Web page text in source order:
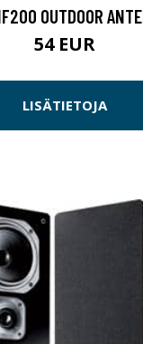
OUTDOOR
54 EUR
LISÄTIETOJA